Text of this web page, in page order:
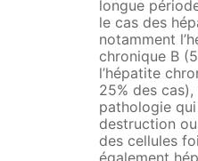
longue
le cas des
notamment
chronique B
l’hépatite
25% des
pathologie
destruction
des cellules